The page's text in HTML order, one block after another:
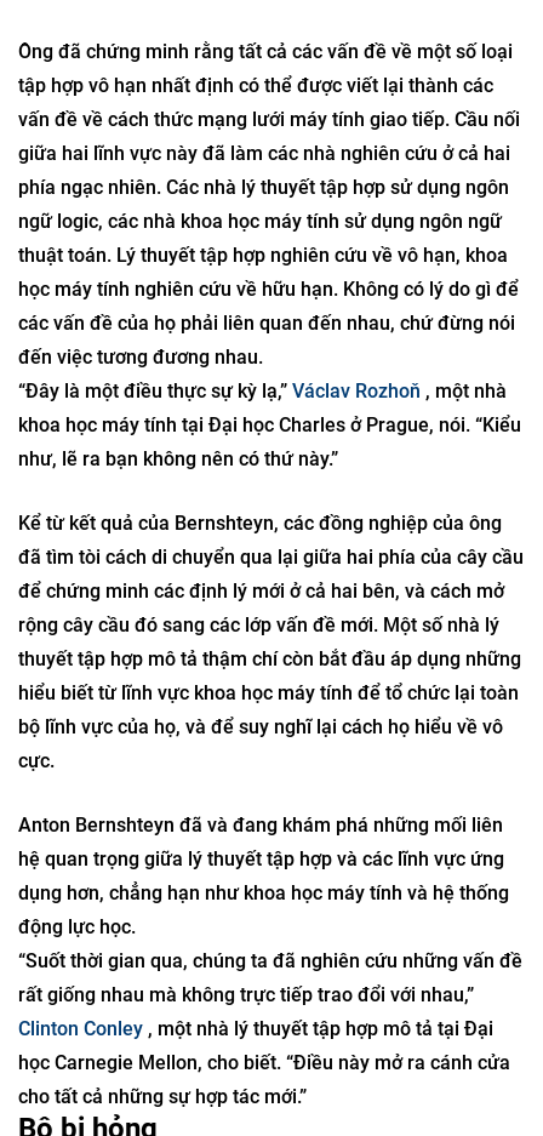
Ông đã chứng minh rằng tất cả các vấn đề về một số loại
tập hợp vô hạn nhất định có thể được viết lại thành các
vấn đề về cách thức mạng lưới máy tính giao tiếp. Cầu nối
giữa hai lĩnh vực này đã làm các nhà nghiên cứu ở cả hai
phía ngạc nhiên. Các nhà lý thuyết tập hợp sử dụng ngôn
ngữ logic, các nhà khoa học máy tính sử dụng ngôn ngữ
thuật toán. Lý thuyết tập hợp nghiên cứu về vô hạn, khoa
học máy tính nghiên cứu về hữu hạn. Không có lý do gì để
các vấn đề của họ phải liên quan đến nhau, chứ đừng nói
đến việc tương đương nhau.
“Đây là một điều thực sự kỳ lạ,” Václav Rozhoň , một nhà
khoa học máy tính tại Đại học Charles ở Prague, nói. “Kiểu
như, lẽ ra bạn không nên có thứ này.”
Kể từ kết quả của Bernshteyn, các đồng nghiệp của ông
đã tìm tòi cách di chuyển qua lại giữa hai phía của cây cầu
để chứng minh các định lý mới ở cả hai bên, và cách mở
rộng cây cầu đó sang các lớp vấn đề mới. Một số nhà lý
thuyết tập hợp mô tả thậm chí còn bắt đầu áp dụng những
hiểu biết từ lĩnh vực khoa học máy tính để tổ chức lại toàn
bộ lĩnh vực của họ, và để suy nghĩ lại cách họ hiểu về vô
cực.
Anton Bernshteyn đã và đang khám phá những mối liên
hệ quan trọng giữa lý thuyết tập hợp và các lĩnh vực ứng
dụng hơn, chẳng hạn như khoa học máy tính và hệ thống
động lực học.
“Suốt thời gian qua, chúng ta đã nghiên cứu những vấn đề
rất giống nhau mà không trực tiếp trao đổi với nhau,”
Clinton Conley, một nhà lý thuyết tập hợp mô tả tại Đại
học Carnegie Mellon, cho biết. “Điều này mở ra cánh cửa